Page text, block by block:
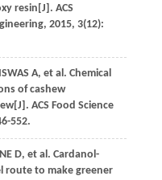
resin[J]. ACS
, 2015, 3(12):
A, et al. Chemical
of cashew
ACS Food Science
552.
D, et al. Cardanol-
route to make greener